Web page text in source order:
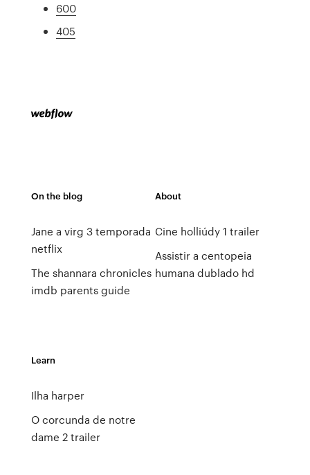
600
405
On the blog
Jane a virg 3 temporada
netflix
The shannara chronicles
imdb parents guide
About
Cine holliúdy 1 trailer
Assistir a centopeia
humana dublado hd
Learn
Ilha harper
O corcunda de notre
dame 2 trailer